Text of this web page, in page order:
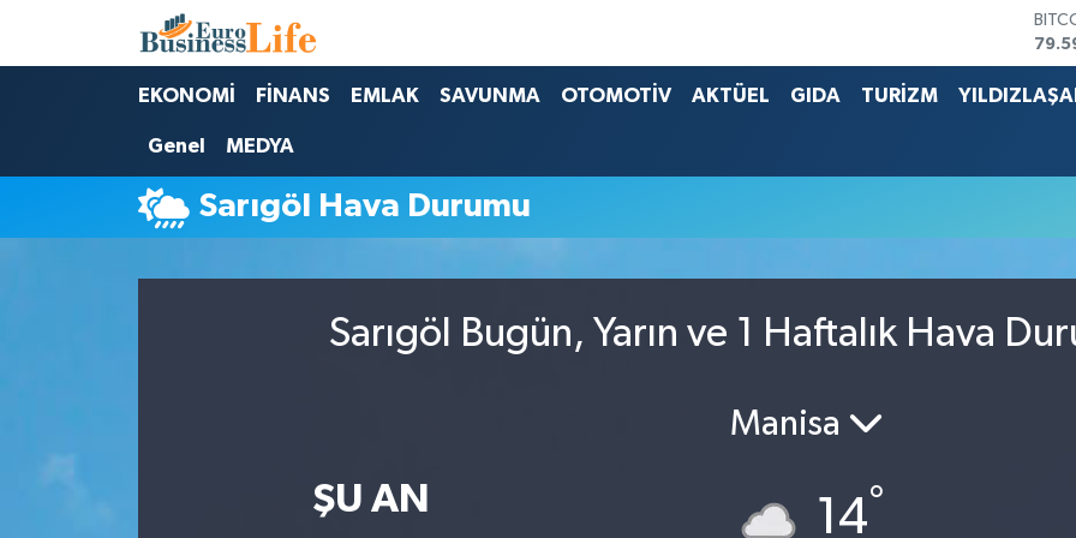
EKONOMİ FİNANS EMLAK SAVUNMA OTOMOTİV AKTÜEL GIDA TURİZM
Genel MEDYA
Sarıgöl Hava Durumu
Sarıgöl Bugün, Yarın ve 1 Haftalık Hava
ŞU AN
Manisa
14°
Nöbetçi Eczaneler
Hava Durumu
Namaz Vakitleri
Trafik Durumu
Süper Lig Puan Durumu ve Fikstür
Son Dakika Haberleri